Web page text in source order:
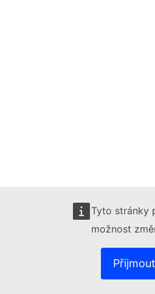
Tyto stránky
možnost